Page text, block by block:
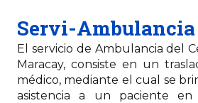
Servi-Ambulancia
El servicio de Ambulancia del
Maracay, consiste en un
médico, mediante el cual se
asistencia a un paciente